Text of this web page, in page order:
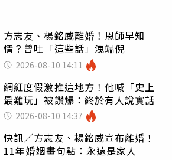
方志友、楊銘威離婚！恩師早知
情？曾吐「這些話」洩端倪
2026-08-10 14:11
網紅度假激推這地方！他喊「史上
最難玩」被讚爆：終於有人說實話
2026-08-10 14:37
快訊／方志友、楊銘威宣布離婚！
11年婚姻畫句點：永遠是家人